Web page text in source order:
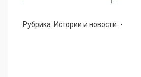
Рубрика: Истории и новости